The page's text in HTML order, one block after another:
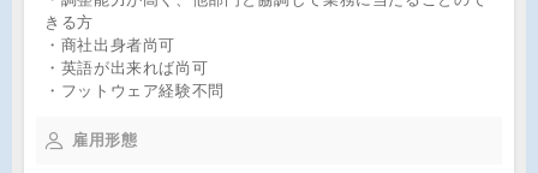
きる方
・商社出身者尚可
・英語が出来れば尚可
・フットウェア経験不問
雇用形態